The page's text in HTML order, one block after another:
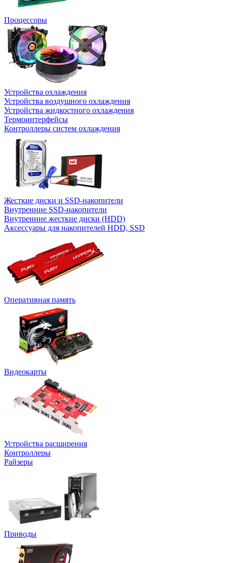
Процессоры
Устройства охлаждения
Устройства воздушного охлаждения
Устройства жидкостного охлаждения
Термоинтерфейсы
Контроллеры систем охлаждения
Жесткие диски и SSD-накопители
Внутренние SSD-накопители
Внутренние жесткие диски (HDD)
Аксессуары для накопителей HDD, SSD
Оперативная память
Видеокарты
Устройства расширения
Контроллеры
Райзеры
Приводы